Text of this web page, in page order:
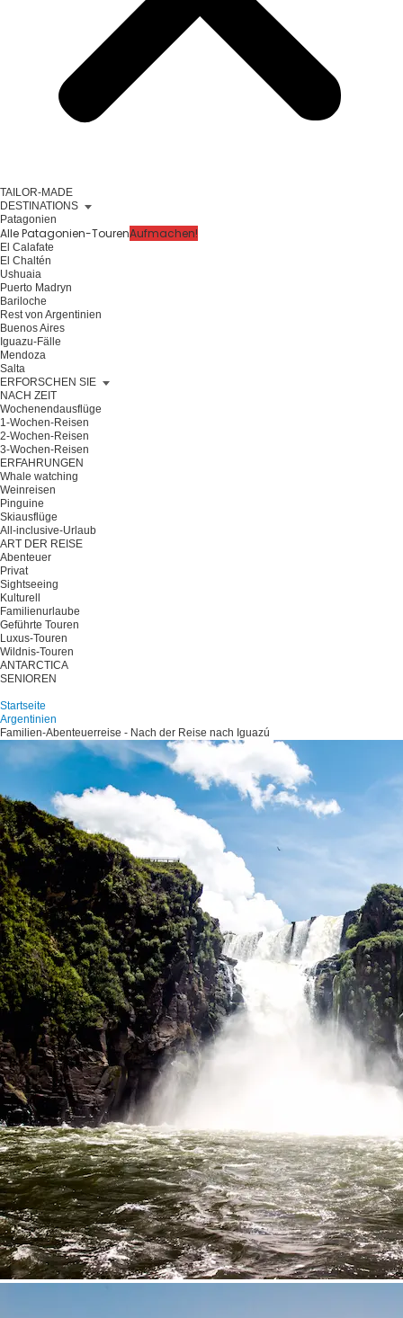
TAILOR-MADE
DESTINATIONS
Patagonien
Alle Patagonien-TourenAufmachen!
El Calafate
El Chaltén
Ushuaia
Puerto Madryn
Bariloche
Rest von Argentinien
Buenos Aires
Iguazu-Fälle
Mendoza
Salta
ERFORSCHEN SIE
NACH ZEIT
Wochenendausflüge
1-Wochen-Reisen
2-Wochen-Reisen
3-Wochen-Reisen
ERFAHRUNGEN
Whale watching
Weinreisen
Pinguine
Skiausflüge
All-inclusive-Urlaub
ART DER REISE
Abenteuer
Privat
Sightseeing
Kulturell
Familienurlaube
Geführte Touren
Luxus-Touren
Wildnis-Touren
ANTARCTICA
SENIOREN
Startseite
Argentinien
Familien-Abenteuerreise - Nach der Reise nach Iguazú